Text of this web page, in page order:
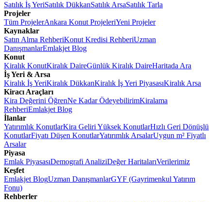
Satılık İş YeriSatılık DükkanSatılık ArsaSatılık Tarla
Projeler
Tüm ProjelerAnkara Konut ProjeleriYeni Projeler
Kaynaklar
Satın Alma RehberiKonut Kredisi RehberiUzman
DanışmanlarEmlakjet Blog
Konut
Kiralık KonutKiralık DaireGünlük Kiralık DaireHaritada Ara
İş Yeri & Arsa
Kiralık İş YeriKiralık DükkanKiralık İş Yeri PiyasasıKiralık Arsa
Kiracı Araçları
Kira Değerini ÖğrenNe Kadar ÖdeyebilirimKiralama
RehberiEmlakjet Blog
İlanlar
Yatırımlık KonutlarKira Geliri Yüksek KonutlarHızlı Geri Dönüşlü
KonutlarFiyatı Düşen KonutlarYatırımlık ArsalarUygun m² Fiyatlı
Arsalar
Piyasa
Emlak PiyasasıDemografi AnaliziDeğer HaritalarıVerilerimiz
Keşfet
Emlakjet BlogUzman DanışmanlarGYF (Gayrimenkul Yatırım
Fonu)
Rehberler